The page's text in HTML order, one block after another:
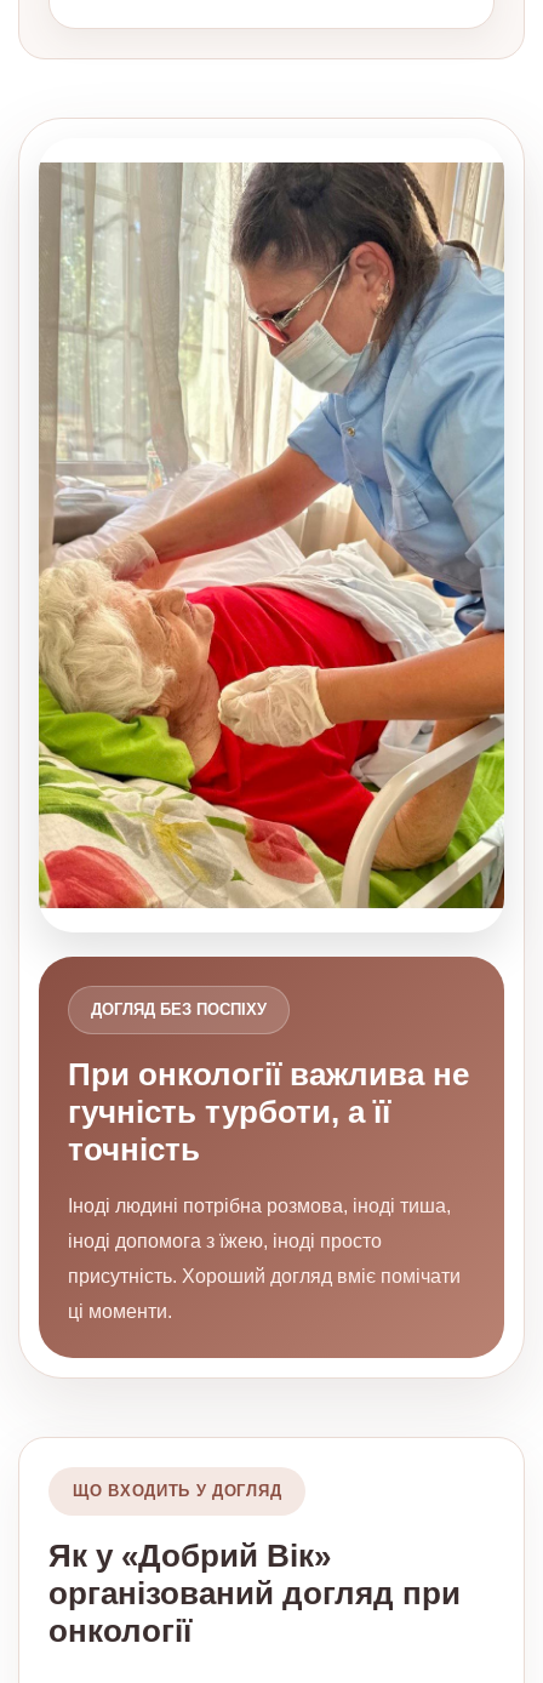
ДОГЛЯД БЕЗ ПОСПІХУ
При онкології важлива не
гучність турботи, а її
точність
Іноді людині потрібна розмова, іноді тиша,
іноді допомога з їжею, іноді просто
присутність. Хороший догляд вміє помічати
ці моменти.
ЩО ВХОДИТЬ У ДОГЛЯД
Як у «Добрий Вік»
організований догляд при
онкології